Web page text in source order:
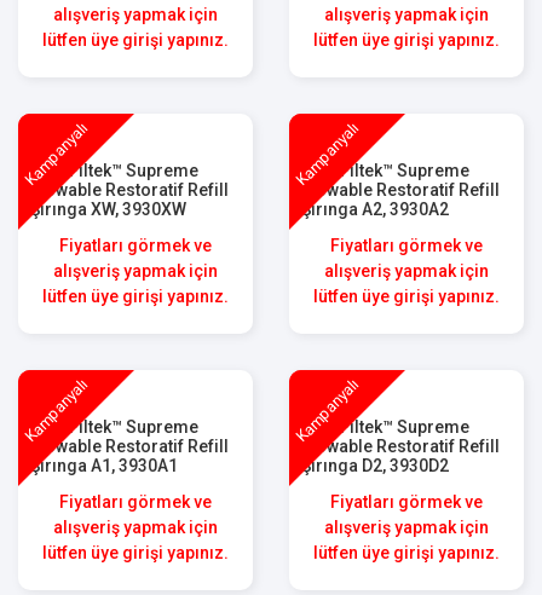
alışveriş yapmak için
lütfen üye girişi yapınız.
alışveriş yapmak için
lütfen üye girişi yapınız.
Kampanyalı
3M™ Filtek™ Supreme
Flowable Restoratif Refill
Şırınga XW, 3930XW
Fiyatları görmek ve
alışveriş yapmak için
lütfen üye girişi yapınız.
Kampanyalı
3M™ Filtek™ Supreme
Flowable Restoratif Refill
Şırınga A2, 3930A2
Fiyatları görmek ve
alışveriş yapmak için
lütfen üye girişi yapınız.
Kampanyalı
3M™ Filtek™ Supreme
Flowable Restoratif Refill
Şırınga A1, 3930A1
Fiyatları görmek ve
alışveriş yapmak için
lütfen üye girişi yapınız.
Kampanyalı
3M™ Filtek™ Supreme
Flowable Restoratif Refill
Şırınga D2, 3930D2
Fiyatları görmek ve
alışveriş yapmak için
lütfen üye girişi yapınız.